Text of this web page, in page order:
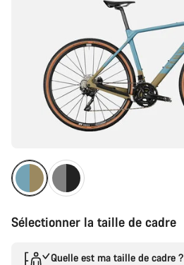
Sélectionner la taille de cadre
Quelle est ma taille de cadre ?